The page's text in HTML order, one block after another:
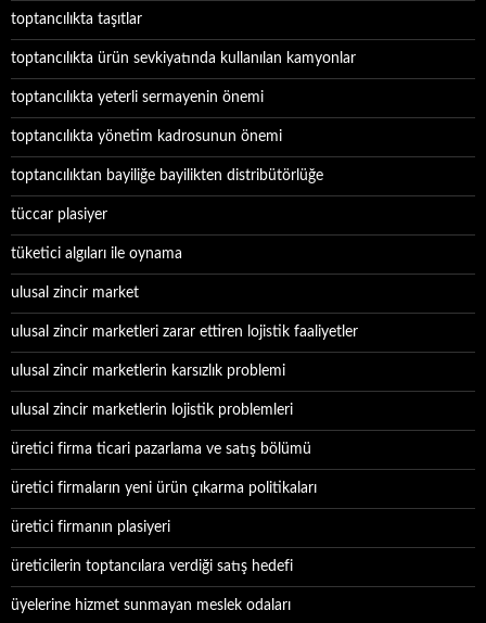
toptancılıkta taşıtlar
toptancılıkta ürün sevkiyatında kullanılan kamyonlar
toptancılıkta yeterli sermayenin önemi
toptancılıkta yönetim kadrosunun önemi
toptancılıktan bayiliğe bayilikten distribütörlüğe
tüccar plasiyer
tüketici algıları ile oynama
ulusal zincir market
ulusal zincir marketleri zarar ettiren lojistik faaliyetler
ulusal zincir marketlerin karsızlık problemi
ulusal zincir marketlerin lojistik problemleri
üretici firma ticari pazarlama ve satış bölümü
üretici firmaların yeni ürün çıkarma politikaları
üretici firmanın plasiyeri
üreticilerin toptancılara verdiği satış hedefi
üyelerine hizmet sunmayan meslek odaları